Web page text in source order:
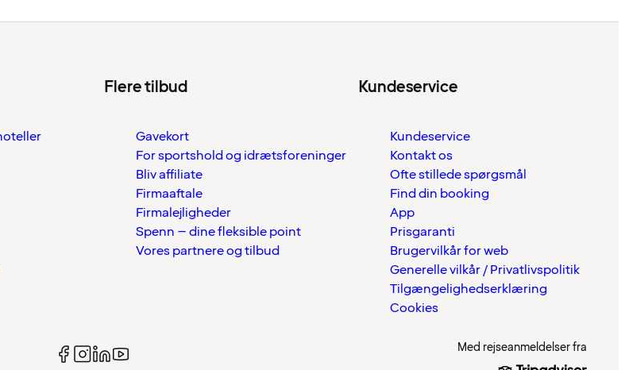
Flere tilbud
Gavekort
For sportshold og idrætsforeninger
Bliv affiliate
Firmaaftale
Firmalejligheder
Spenn – dine fleksible point
Vores partnere og tilbud
Kundeservice
Kundeservice
Kontakt os
Ofte stillede spørgsmål
Find din booking
App
Prisgaranti
Brugervilkår for web
Generelle vilkår / Privatlivspolitik
Tilgængelighedserklæring
Cookies
Med rejseanmeldelser fra